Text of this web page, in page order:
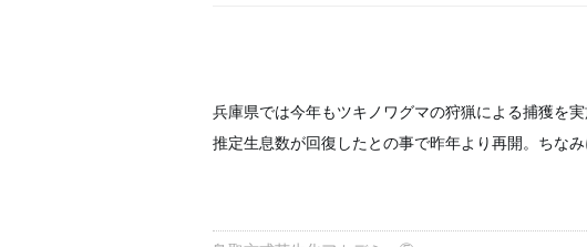
兵庫県では今年もツキノワグマの狩猟による捕獲を
推定生息数が回復したとの事で昨年より再開。ちな